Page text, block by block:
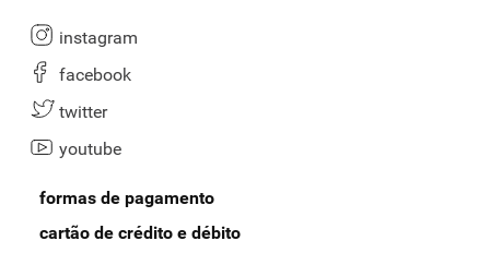
instagram
facebook
twitter
youtube
formas de pagamento
cartão de crédito e débito